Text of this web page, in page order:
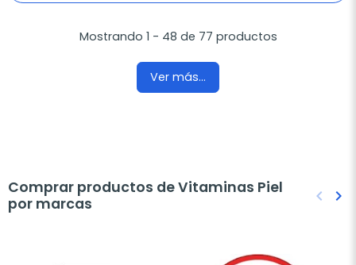
Mostrando 1 - 48 de 77 productos
Ver más...
Comprar productos de Vitaminas Piel
por marcas
keyboard_arrow_left keyboard_arrow_right